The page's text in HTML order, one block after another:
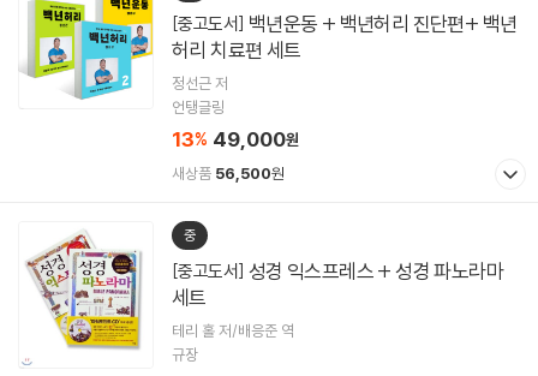
[중고도서]
허리 치료편 세트
정선근 저
언탱글링
13% 49,000원
새상품 56,500원
중
[중고도서]
세트
테리 홀 저/배응준 역
규장